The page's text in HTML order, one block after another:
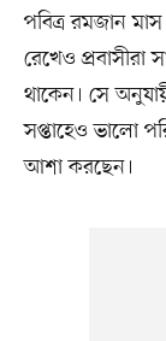
পবিত্র রমজান
রেখেও প্রবাসীরা
থাকেন। সে
সপ্তাহেও ভালো
আশা করছেন।